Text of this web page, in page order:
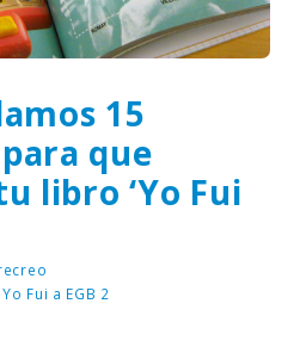
15
que
libro ‘Yo Fui
Fui a EGB 2